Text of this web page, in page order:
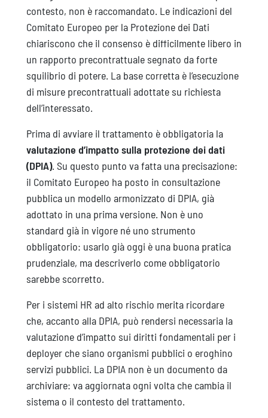
contesto, non è raccomandato. Le indicazioni del
Comitato Europeo per la Protezione dei Dati
chiariscono che il consenso è difficilmente libero in
un rapporto precontrattuale segnato da forte
squilibrio di potere. La base corretta è l’esecuzione
di misure precontrattuali adottate su richiesta
dell’interessato.
Prima di avviare il trattamento è obbligatoria la
valutazione d’impatto sulla protezione dei dati
(DPIA). Su questo punto va fatta una precisazione:
il Comitato Europeo ha posto in consultazione
pubblica un modello armonizzato di DPIA, già
adottato in una prima versione. Non è uno
standard già in vigore né uno strumento
obbligatorio: usarlo già oggi è una buona pratica
prudenziale, ma descriverlo come obbligatorio
sarebbe scorretto.
Per i sistemi HR ad alto rischio merita ricordare
che, accanto alla DPIA, può rendersi necessaria la
valutazione d’impatto sui diritti fondamentali per i
deployer che siano organismi pubblici o eroghino
servizi pubblici. La DPIA non è un documento da
archiviare: va aggiornata ogni volta che cambia il
sistema o il contesto del trattamento.